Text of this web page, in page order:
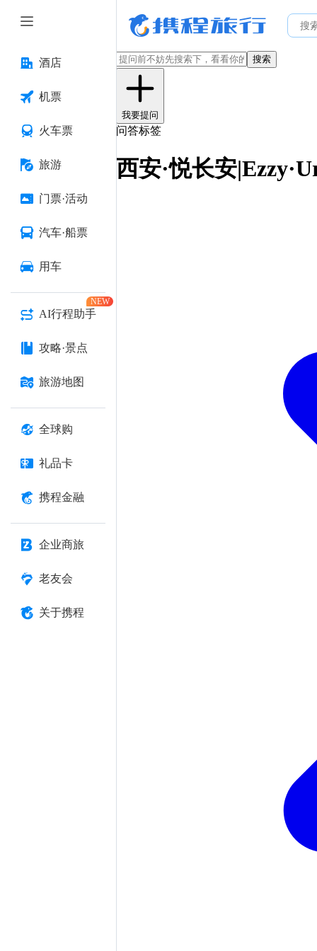
酒店
机票
火车票
旅游
门票·活动
汽车·船票
用车
AI行程助手
NEW
攻略·景点
旅游地图
全球购
礼品卡
携程金融
企业商旅
老友会
关于携程
搜索
我要提问
问答标签
西安·悦长安